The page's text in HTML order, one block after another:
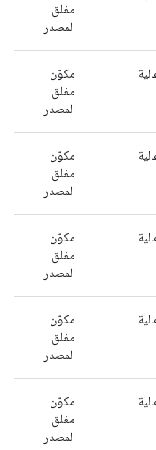
مغلق
المصدر
مكوّن
مغلق
المصدر
مكوّن
مغلق
المصدر
مكوّن
مغلق
المصدر
مكوّن
مغلق
المصدر
مكوّن
مغلق
المصدر